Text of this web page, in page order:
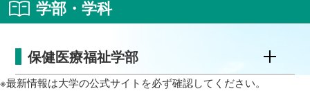
学部・学科
保健医療福祉学部
※最新情報は大学の公式サイトを必ず確認してください。